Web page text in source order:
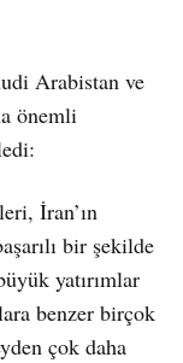
Arabistan ve
önemli
İran’ın
bir şekilde
yatırımlar
benzer birçok
çok daha